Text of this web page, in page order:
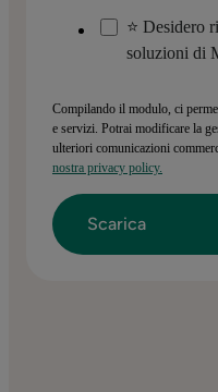
⭐ Desidero
soluzioni di
Compilando il modulo, ci
e servizi. Potrai modificare la
ulteriori comunicazioni
nostra privacy policy.